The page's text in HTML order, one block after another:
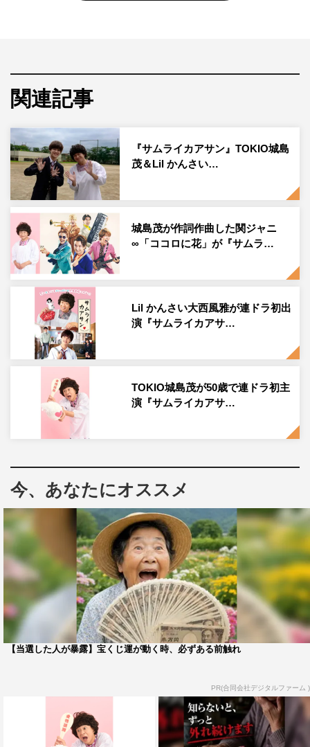
立つまでに起こる、さまざまな“親子あるある”を描く。
と20秒ほど。松岡が出演したのは、ドラマ後半の商店街で
よい子（城島）が買い物をするシーン。城島にばれないよ
うに、細心の注意を払ってお店の裏口からこっそり現場に
入った松岡は、本番前のテストで立ち位置を確認する城島
と接近するも気づかれていない様子。
そしてついに本番を迎えると、ばれないと踏んだ松岡の動
きはどんどん大胆に。カットがかかった後でさすがに気づ
いた城島は思わず笑みがこぼれ「すてきなサプライズ！」
と感激していた。松岡はそんな城島を前に満足げな表情を
浮かべ、言葉を交わさなくてもメンバーの絆を感じさせ
た。
『サムライカアサン』
日本テレビほか
毎週月曜 深0・59～
Lil かんさい TOKIO
サムライカアサン 城島茂
大西風雅 松岡昌宏
関連記事
『サムライカアサン』TOKIO城島
茂＆Lil かんさい…
城島茂が作詞作曲した関ジャニ
∞「ココロに花」が『サムラ…
Lil かんさい大西風雅が連ドラ初出
演『サムライカアサ…
TOKIO城島茂が50歳で連ドラ初主
演『サムライカアサ…
今、あなたにオススメ
【当選した人が暴露】宝くじ運が動く時、必ずある前触れ
PR(合同会社デジタルファーム )